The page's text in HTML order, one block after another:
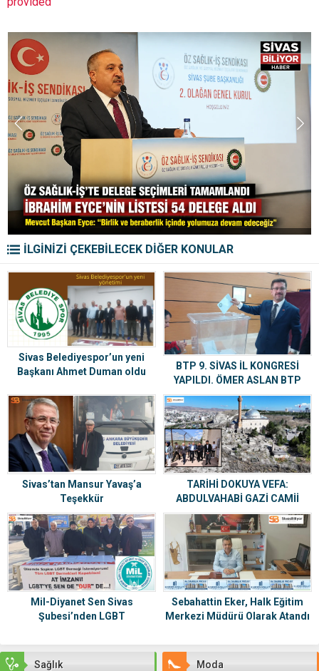
İLGİNİZİ ÇEKEBİLECEK DİĞER KONULAR
Sivas Belediyespor’un yeni
Başkanı Ahmet Duman oldu
BTP 9. SİVAS İL KONGRESİ
YAPILDI. ÖMER ASLAN BTP
SİVAS İL BAŞKANI SEÇİLDİ
Sivas’tan Mansur Yavaş’a
Teşekkür
TARİHİ DOKUYA VEFA:
ABDULVAHABİ GAZİ CAMİİ
ÇEVRESİ YENİLENİYOR
Mil-Diyanet Sen Sivas
Şubesi’nden LGBT
İmza Kampanyası
Sebahattin Eker, Halk Eğitim
Merkezi Müdürü Olarak Atandı
Sağlık Moda